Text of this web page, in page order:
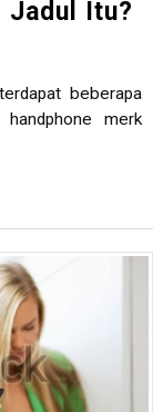
Jadul Itu?
beberapa
merk